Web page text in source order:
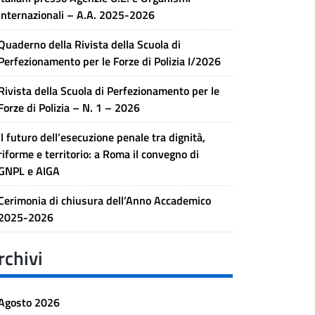
– A.A. 2025-2026
della Rivista della Scuola di
per le Forze di Polizia I/2026
della Scuola di Perfezionamento per le
di Polizia – N. 1 – 2026
futuro dell’esecuzione penale tra dignità,
e territorio: a Roma il convegno di
e AIGA
di chiusura dell’Anno Accademico
2026
2026